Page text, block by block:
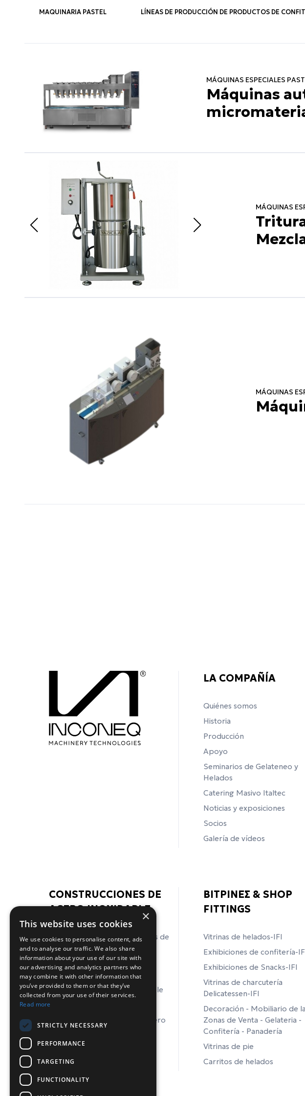
MAQUINARIA PASTEL LÍNEAS DE PRODUCCIÓN DE PRODUCTOS DE
MÁQUINAS ESPECIALES
Máquinas
MÁQUINAS
MÁQUINAS
LA COMPAÑÍA
Quiénes somos
Historia
Producción
Apoyo
Seminarios de Gelateneo y
Helados
Catering Masivo Italtec
Noticias y exposiciones
Socios
Galería de vídeos
CONSTRUCCIONES DE
ACERO INOXIDABLE
Bancos de trabajo de armarios de
acero inoxidable
Mesas de trabajo de acero
inoxidable
Fregaderos de acero inoxidable
Incendios de acero inoxidable
Equipos de laboratorio de acero
ΒΙΤΡΙΝΕΣ & SHOP
FITTINGS
Vitrinas de helados-IFI
Exhibiciones de confitería-
Exhibiciones de Snacks-IFI
Vitrinas de charcutería
Delicatessen-IFI
Decoración - Mobiliario de
Zonas de Venta - Gelateria -
Confitería - Panadería
Vitrinas de pie
Carritos de helados
×
This website uses cookies
We use cookies to personalise content, ads
and to analyse our traffic. We also share
information about your use of our site with
our advertising and analytics partners who
may combine it with other information that
you’ve provided to them or that they’ve
collected from your use of their services.
Read more
STRICTLY NECESSARY
PERFORMANCE
TARGETING
FUNCTIONALITY